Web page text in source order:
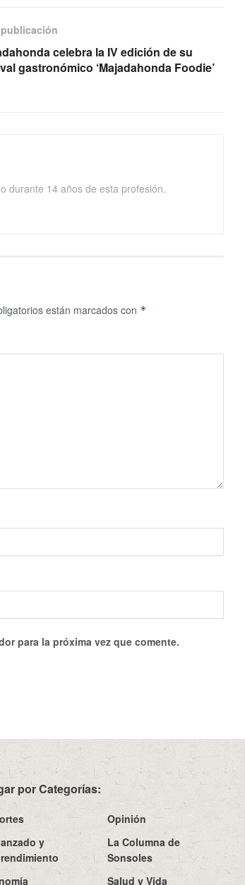
celebra la IV edición de su
gastronómico ‘Majadahonda Foodie’
durante 14 años de esta profesión.
están marcados con *
para la próxima vez que comente.
por Categorías:
Opinión
y
La Columna de
Sonsoles
Salud y Vida